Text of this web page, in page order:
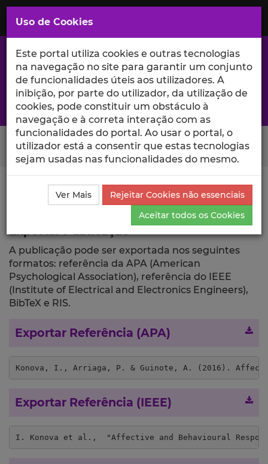
Saltar
para
Conteúdo
Principal
A excelência da investigação e ciência no Iscte
Search Button
Ciência_Iscte Comunicações
Descrição Detalhada
da Comunicação
Exportar
A publicação pode ser exportada nos seguintes
formatos: referência da APA (American
Psychological Association), referência do IEEE
(Institute of Electrical and Electronics Engineers),
BibTeX e RIS.
Exportar Referência (APA)
Konova, I., Arriaga, P. & Guinote, A. (2016).
Exportar Referência (IEEE)
I. Konova et al.,  "Affective and Behavioural
Uso de Cookies
Este portal utiliza cookies e outras tecnologias
na navegação no site para garantir um conjunto
de funcionalidades úteis aos utilizadores. A
inibição, por parte do utilizador, da utilização de
cookies, pode constituir um obstáculo à
navegação e à correta interação com as
funcionalidades do portal. Ao usar o portal, o
utilizador está a consentir que estas tecnologias
sejam usadas nas funcionalidades do mesmo.
Ver Mais
Rejeitar Cookies não essenciais
Aceitar todos os Cookies